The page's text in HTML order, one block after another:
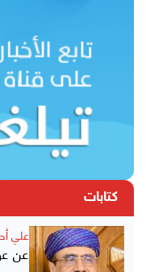
كتابات
علي
عن